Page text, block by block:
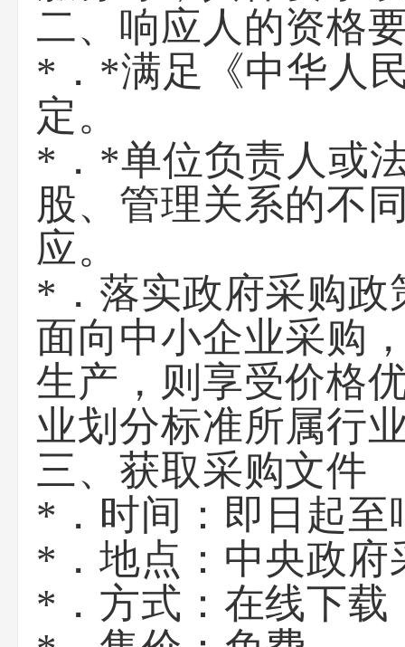
二、响应人的资格
*． *满足《中华人
定。
*． *单位负责人或
股、管理关系的不
应。
*．落实政府采购政
面向中小企业采购
生产，则享受价格
业划分标准所属行
三、获取采购文件
*．时间： 即日起至
*．地点： 中央政
*．方式： 在线下载